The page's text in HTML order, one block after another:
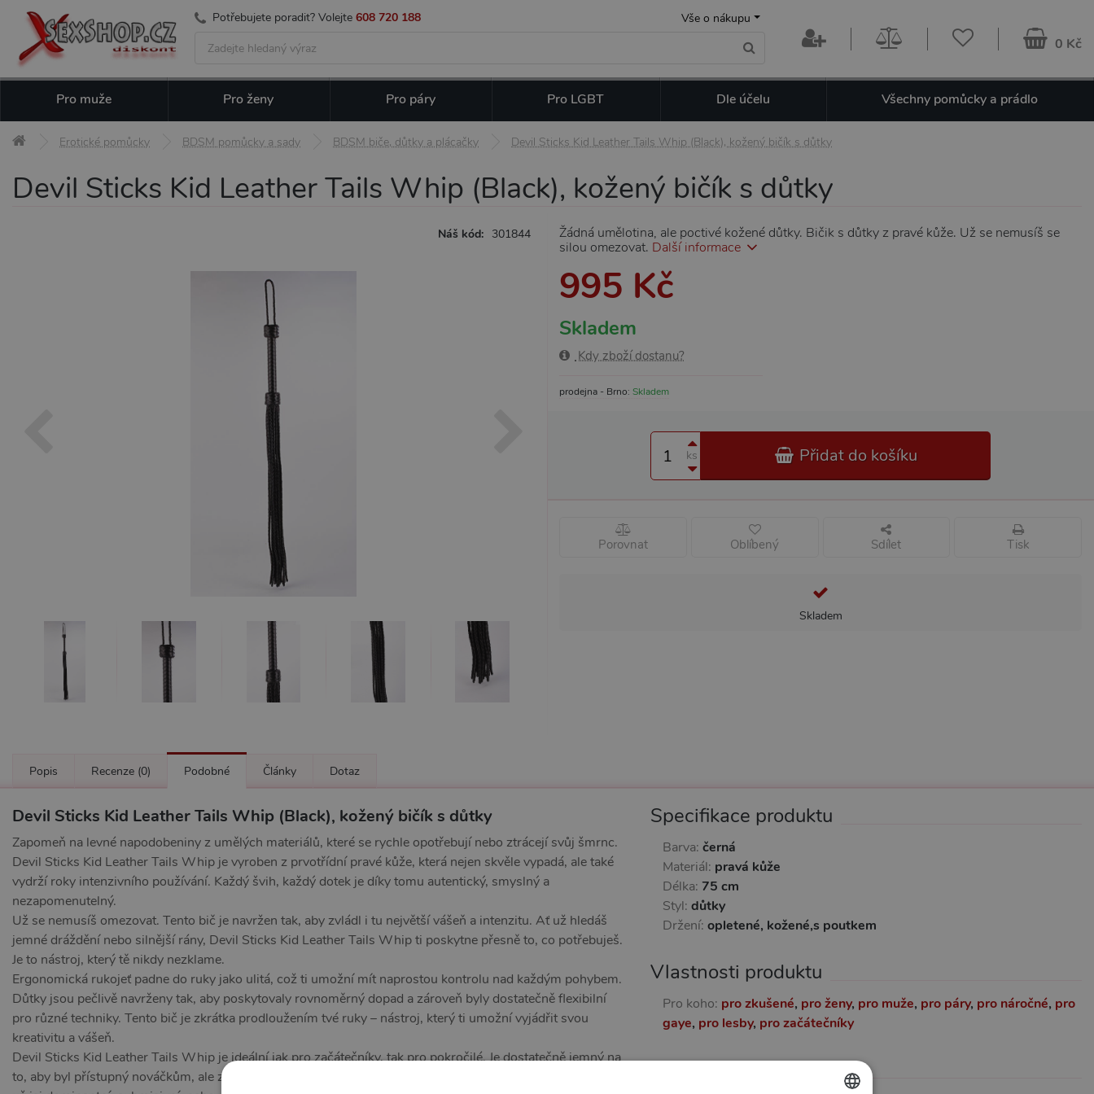
Potřebujete poradit? Volejte 608 720 188 Vše o nákupu
0 Kč
Pro muže Pro ženy Pro páry Pro LGBT Dle účelu Všechny pomůcky a prádlo
Erotické pomůcky BDSM pomůcky a sady BDSM biče, důtky a plácačky Devil Sticks Kid Leather Tails Whip (Black), kožený bičík s důtky
Devil Sticks Kid Leather Tails Whip (Black), kožený bičík s důtky
Náš kód: 301844
Žádná umělotina, ale poctivé kožené důtky. Bičik s důtky z pravé kůže. Už se nemusíš se
silou omezovat. Další informace
995 Kč
Skladem
Kdy zboží dostanu?
prodejna - Brno: Skladem
ks Přidat do košíku
Porovnat Oblíbený Sdílet Tisk
Skladem
Popis Recenze (0) Podobné Články Dotaz
Devil Sticks Kid Leather Tails Whip (Black), kožený bičík s důtky
Zapomeň na levné napodobeniny z umělých materiálů, které se rychle opotřebují nebo ztrácejí svůj šmrnc.
Devil Sticks Kid Leather Tails Whip je vyroben z prvotřídní pravé kůže, která nejen skvěle vypadá, ale také
vydrží roky intenzivního používání. Každý švih, každý dotek je díky tomu autentický, smyslný a
nezapomenutelný.
Už se nemusíš omezovat. Tento bič je navržen tak, aby zvládl i tu největší vášeň a intenzitu. Ať už hledáš
jemné dráždění nebo silnější rány, Devil Sticks Kid Leather Tails Whip ti poskytne přesně to, co potřebuješ.
Je to nástroj, který tě nikdy nezklame.
Ergonomická rukojeť padne do ruky jako ulitá, což ti umožní mít naprostou kontrolu nad každým pohybem.
Důtky jsou pečlivě navrženy tak, aby poskytovaly rovnoměrný dopad a zároveň byly dostatečně flexibilní
pro různé techniky. Tento bič je zkrátka prodloužením tvé ruky – nástroj, který ti umožní vyjádřit svou
kreativitu a vášeň.
Devil Sticks Kid Leather Tails Whip je ideální jak pro začátečníky, tak pro pokročilé. Je dostatečně jemný na
to, aby byl přístupný nováčkům, ale zároveň dostatečně výkonný, aby uspokojil i ty nejnáročnější hráče. Ať
Specifikace produktu
Barva: černá
Materiál: pravá kůže
Délka: 75 cm
Styl: důtky
Držení: opletené, kožené,s poutkem
Vlastnosti produktu
Pro koho: pro zkušené, pro ženy, pro muže, pro páry, pro náročné, pro
gaye, pro lesby, pro začátečníky
Další informace